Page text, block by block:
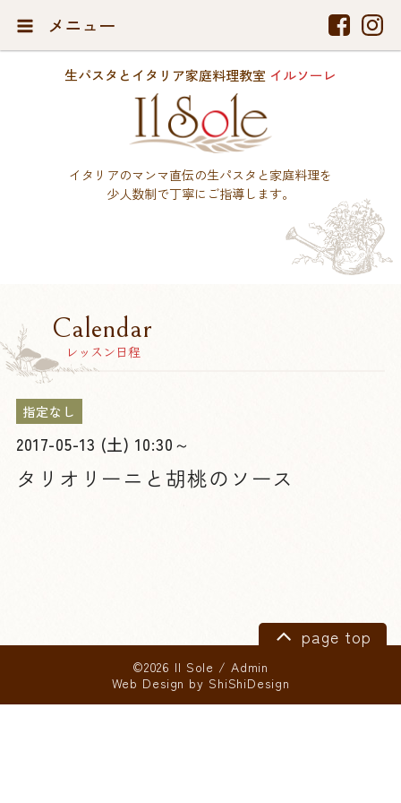
メニュー
生パスタとイタリア家庭料理教室 イルソーレ
イタリアのマンマ直伝の生パスタと家庭料理を
少人数制で丁寧にご指導します。
Calendar
レッスン日程
指定なし
2017-05-13 (土) 10:30～
タリオリーニと胡桃のソース
page top
©2026 Il Sole / Admin
Web Design by ShiShiDesign